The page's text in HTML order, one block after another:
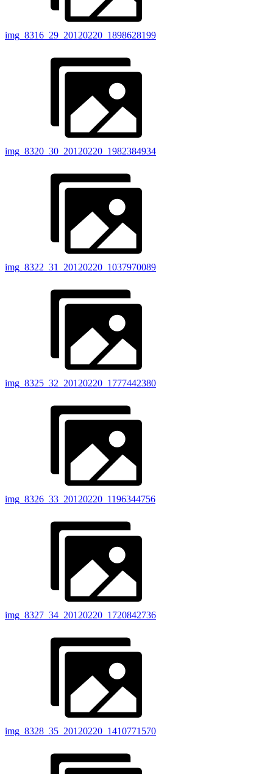
img_8316_29_20120220_1898628199
img_8320_30_20120220_1982384934
img_8322_31_20120220_1037970089
img_8325_32_20120220_1777442380
img_8326_33_20120220_1196344756
img_8327_34_20120220_1720842736
img_8328_35_20120220_1410771570